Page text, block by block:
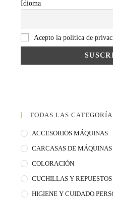
Idioma
Acepto la política de
TODAS LAS
ACCESORIOS MÁQUINAS
CARCASAS DE MÁQUINAS
COLORACIÓN
CUCHILLAS Y
HIGIENE Y CUIDADO